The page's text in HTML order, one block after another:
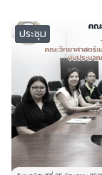
ประชุม